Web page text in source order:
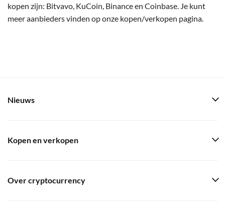
kopen zijn: Bitvavo, KuCoin, Binance en Coinbase. Je kunt
meer aanbieders vinden op onze kopen/verkopen pagina.
Nieuws
Kopen en verkopen
Over cryptocurrency